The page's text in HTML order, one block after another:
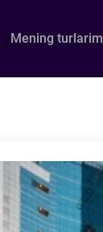
Mening turlarim